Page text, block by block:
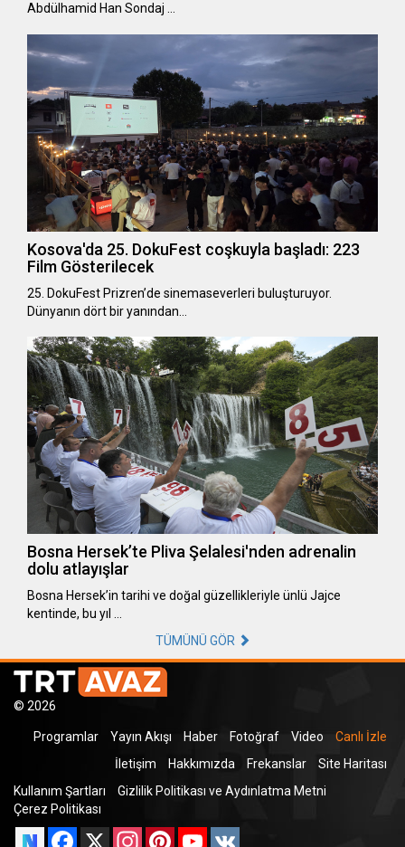
Abdülhamid Han Sondaj …
Kosova'da 25. DokuFest coşkuyla başladı: 223
Film Gösterilecek
25. DokuFest Prizren’de sinemaseverleri buluşturuyor.
Dünyanın dört bir yanından…
Bosna Hersek’te Pliva Şelalesi'nden adrenalin
dolu atlayışlar
Bosna Hersek’in tarihi ve doğal güzellikleriyle ünlü Jajce
kentinde, bu yıl …
TÜMÜNÜ GÖR
© 2026
Programlar Yayın Akışı Haber Fotoğraf Video
Canlı İzle
İletişim
Hakkımızda Frekanslar
Site Haritası
Kullanım Şartları
Gizlilik Politikası ve Aydınlatma Metni
Çerez Politikası
Facebook
X InstagramPinterestYouTube